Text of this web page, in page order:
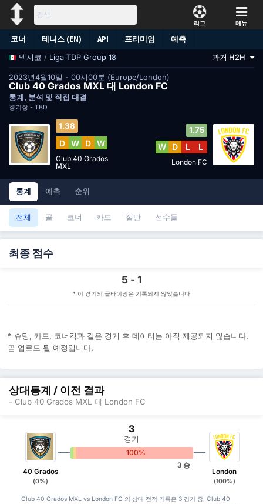
리그 메뉴
코너 테니스 (EN) API 프리미엄 예측
멕시코 / Liga TDP Group 18 과거 H2H
2023년4월10일 - 00시00분 (Europe/London)
Club 40 Grados MXL 대 London FC
통계, 분석 및 직접 대결
경기장 - TBD
1.38
D W D W
Club 40 Grados
MXL
1.75
W D L L
London FC
통계 예측 순위
전체 골 코너 카드 절반 선수들
최종 점수
5 - 1
* 이 경기의 골타이밍은 기록되지 않았습니다
* 슈팅, 카드, 코너킥과 같은 경기 후 데이터는 아직 제공되지 않습니다.
곧 업로드 될 예정입니다.
상대통계 / 이전 결과
- Club 40 Grados MXL 대 London FC
40 Grados
(0%)
3
경기
100%
3 승
London
(100%)
Club 40 Grados MXL vs London FC 의 상대 전적 기록은 3 경기 중, Club 40